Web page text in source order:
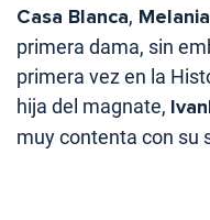
Casa Blanca, Melania
primera dama, sin
primera vez en la
hija del magnate,
muy contenta con su